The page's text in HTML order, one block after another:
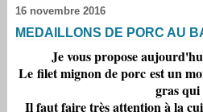
16 novembre 2016
MEDAILLONS DE PORC AU
Je vous propose
Le filet mignon de porc est un
gras qui
Il faut faire très attention à la